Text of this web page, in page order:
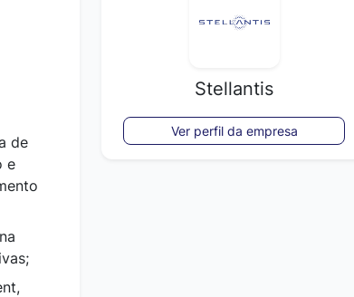
de
e
Stellantis
Ver perfil da empresa